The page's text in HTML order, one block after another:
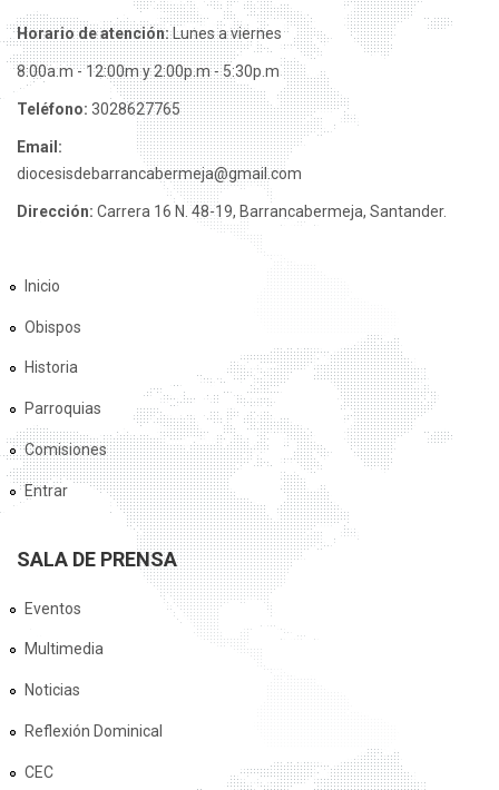
Horario de atención:Lunes a viernes
8:00a.m - 12:00m y 2:00p.m - 5:30p.m
Teléfono: 3028627765
Email:
diocesisdebarrancabermeja@gmail.com
Dirección: Carrera 16 N. 48-19, Barrancabermeja, Santander.
Inicio
Obispos
Historia
Parroquias
Comisiones
Entrar
SALA DE PRENSA
Eventos
Multimedia
Noticias
Reflexión Dominical
CEC